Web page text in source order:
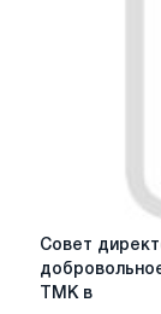
Совет
директоров
ТМК
Совет
ТМК в